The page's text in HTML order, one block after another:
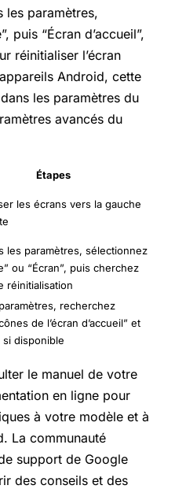
les paramètres,
puis “Écran d’accueil”,
réinitialiser l’écran
Android, cette
les paramètres du
avancés du
Étapes
les écrans vers la gauche
les paramètres, sélectionnez
ou “Écran”, puis cherchez
réinitialisation
recherchez
de l’écran d’accueil” et
si disponible
le manuel de votre
en ligne pour
à votre modèle et à
La communauté
support de Google
des conseils et des